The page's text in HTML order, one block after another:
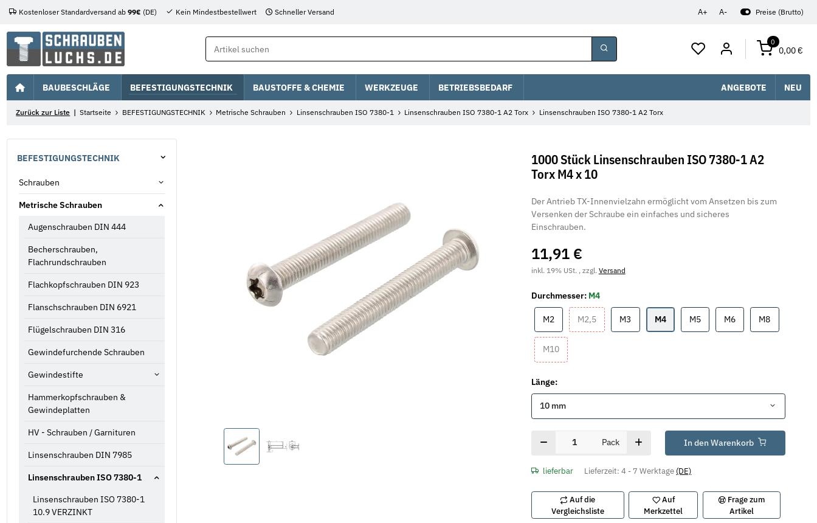
A+ A- Preise (Brutto)
Kostenloser Standardversand ab 99€ (DE) Kein Mindestbestellwert Schneller Versand
0
0,00 €
BAUBESCHLÄGE BEFESTIGUNGSTECHNIK BAUSTOFFE & CHEMIE WERKZEUGE BETRIEBSBEDARF ANGEBOTE NEU
Zurück zur Liste Startseite BEFESTIGUNGSTECHNIK Metrische Schrauben Linsenschrauben ISO 7380-1 Linsenschrauben ISO 7380-1 A2 Torx Linsenschrauben ISO 7380-1 A2 Torx
1000 Stück Linsenschrauben ISO 7380-1 A2
Torx M4 x 10
Der Antrieb TX-Innenvielzahn ermöglicht vom Ansetzen bis zum
Versenken der Schraube ein einfaches und sicheres
Einschrauben.
11,91 €
inkl. 19% USt. , zzgl. Versand
Durchmesser: M4
M2M2 M2,5M2,5 M3 M4M4 M5M5 M6M6 M8M8
M10M10
Länge:
10 mm
Pack In den Warenkorb
lieferbar Lieferzeit:4 - 7 Werktage (DE)
Auf die
Vergleichsliste
Auf
Merkzettel
Frage zum
Artikel
BEFESTIGUNGSTECHNIK
Schrauben
Metrische Schrauben
Augenschrauben DIN 444
Becherschrauben,
Flachrundschrauben
Flachkopfschrauben DIN 923
Flanschschrauben DIN 6921
Flügelschrauben DIN 316
Gewindefurchende Schrauben
Gewindestifte
Hammerkopfschrauben &
Gewindeplatten
HV - Schrauben / Garnituren
Linsenschrauben DIN 7985
Linsenschrauben ISO 7380-1
Linsenschrauben ISO 7380-1
10.9 VERZINKT